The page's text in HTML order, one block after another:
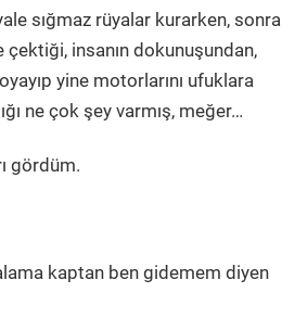
sığmaz rüyalar kurarken, sonra
çektiği, insanın dokunuşundan,
yine motorlarını ufuklara
ne çok şey varmış, meğer…
gördüm.
kaptan ben gidemem diyen